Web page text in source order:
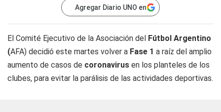
Agregar Diario UNO en
El Comité Ejecutivo de la Asociación del Fútbol Argentino
(AFA) decidió este martes volver a Fase 1 a raíz del amplio
aumento de casos de coronavirus en los planteles de los
clubes, para evitar la parálisis de las actividades deportivas.